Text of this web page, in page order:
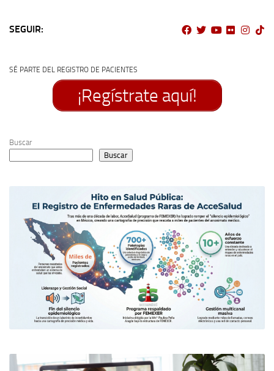
SEGUIR:
SÉ PARTE DEL REGISTRO DE PACIENTES
¡Regístrate aquí!
Buscar
Buscar